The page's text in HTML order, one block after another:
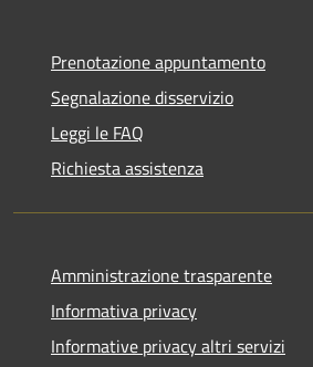
Prenotazione appuntamento
Segnalazione disservizio
Leggi le FAQ
Richiesta assistenza
Amministrazione trasparente
Informativa privacy
Informative privacy altri servizi